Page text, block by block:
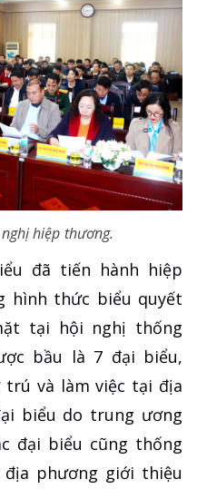
hiệp thương.
đã tiến hành hiệp
hình thức biểu quyết
tại hội nghị thống
bầu là 7 đại biểu,
và làm việc tại địa
biểu do trung ương
đại biểu cũng thống
phương giới thiệu